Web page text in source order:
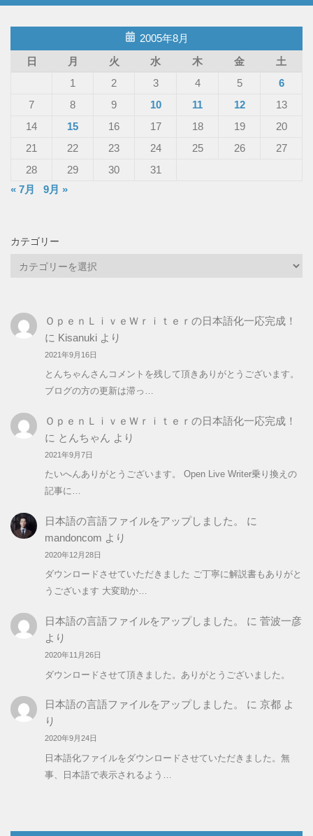
2005年8月
日
月 火 水 木 金
土
1
2 3 4 5
6
7
8 9 10 11 12
13
14
15 16 17 18 19
20
21
22 23 24 25 26
27
28
29 30
31
« 7月
9月 »
カテゴリー
リ
ー
ＯｐｅｎＬｉｖｅＷｒｉｔｅｒの日本語化一応完成！
に Kisanukiより
2021年9月16日
とんちゃんさんコメントを残して頂きありがとうございます。
ブログの方の更新は滞っ…
ＯｐｅｎＬｉｖｅＷｒｉｔｅｒの日本語化一応完成！
に とんちゃん より
2021年9月7日
たいへんありがとうございます。 Open Live Writer乗り換えの
記事に…
日本語の言語ファイルをアップしました。
に
mandoncom より
2020年12月28日
ダウンロードさせていただきました ご丁寧に解説書もありがと
うございます 大変助か…
日本語の言語ファイルをアップしました。 に 菅波一彦
より
2020年11月26日
ダウンロードさせて頂きました。ありがとうございました。
日本語の言語ファイルをアップしました。 に 京都よ
り
2020年9月24日
日本語化ファイルをダウンロードさせていただきました。無
事、日本語で表示されるよう…